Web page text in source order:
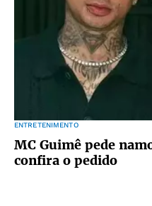
ENTRETENIMENTO
MC Guimê pede
confira o pedido